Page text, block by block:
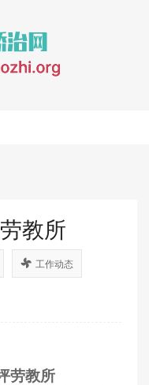
教所
工作动态
劳教所